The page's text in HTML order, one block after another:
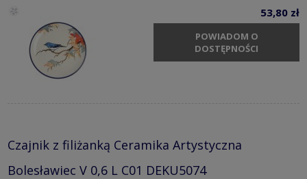
53,80 zł
POWIADOM O
DOSTĘPNOŚCI
Czajnik z filiżanką Ceramika Artystyczna
Bolesławiec V 0,6 L C01 DEKU5074